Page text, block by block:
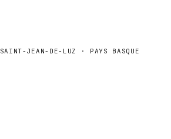
SAINT-JEAN-DE-LUZ · PAYS BASQUE